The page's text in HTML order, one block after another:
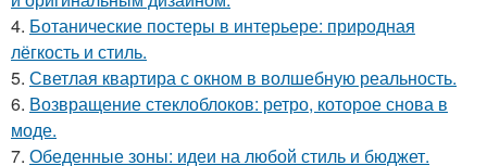
4. Ботанические постеры в интерьере: природная
лёгкость и стиль.
5. Светлая квартира с окном в волшебную реальность.
6. Возвращение стеклоблоков: ретро, которое снова в
моде.
7. Обеденные зоны: идеи на любой стиль и бюджет.